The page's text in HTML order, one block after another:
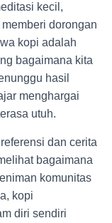
kecil,
dorongan
kopi adalah
bagaimana kita
hasil
menghargai
utuh.
dan cerita
bagaimana
komunitas
kopi
diri sendiri